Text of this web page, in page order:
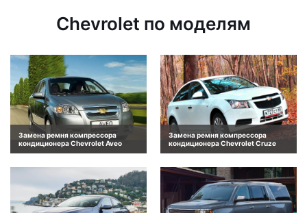
Chevrolet по моделям
Замена ремня компрессора
кондиционера Chevrolet Aveo
Замена ремня компрессора
кондиционера Chevrolet Cruze